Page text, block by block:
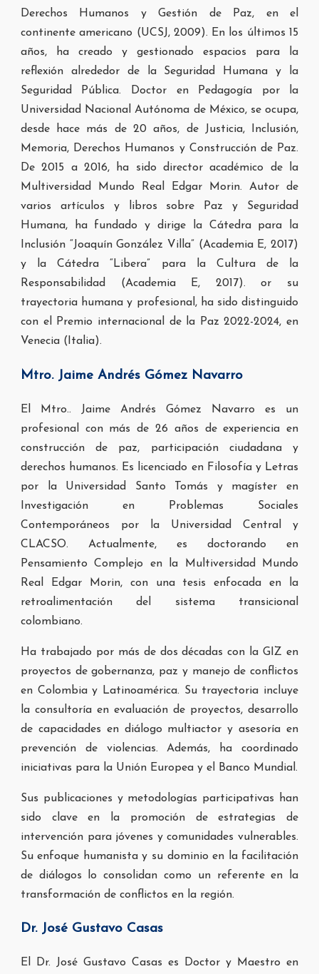
Derechos Humanos yGestión de Paz, en el
continente americano (UCSJ, 2009). En los últimos 15
años, ha creado y gestionado espacios para la
reflexión alrededor de la Seguridad Humana y la
Seguridad Pública. Doctor en Pedagogía por la
Universidad Nacional Autónoma de México, se ocupa,
desde hace más de 20 años, de Justicia, Inclusión,
Memoria, Derechos Humanos y Construcción de Paz.
De 2015 a 2016, ha sido director académico de la
Multiversidad Mundo Real Edgar Morin. Autor de
varios artículos y libros sobre Paz y Seguridad
Humana, ha fundado y dirige la Cátedra para la
Inclusión “Joaquín González Villa” (Academia E,2017)
y la Cátedra “Libera” para la Cultura de la
Responsabilidad (Academia E, 2017).or su
trayectoria humana y profesional, ha sido distinguido
con el Premio internacional de la Paz 2022-2024, en
Venecia (Italia).
Mtro. Jaime Andrés Gómez Navarro
El Mtro.. Jaime Andrés Gómez Navarro es un
profesional con más de 26 años de experiencia en
construcción de paz, participación ciudadana y
derechos humanos. Es licenciado en Filosofía y Letras
por la Universidad Santo Tomás y magíster en
Investigación en Problemas Sociales
Contemporáneos por la Universidad Central y
CLACSO. Actualmente, es doctorando en
Pensamiento Complejo en la Multiversidad Mundo
Real Edgar Morin, con una tesis enfocada en la
retroalimentación del sistema transicional
colombiano.
Ha trabajado por más de dos décadas con la GIZ en
proyectos de gobernanza, paz y manejo de conflictos
en Colombia y Latinoamérica. Su trayectoria incluye
la consultoría en evaluación de proyectos, desarrollo
de capacidades en diálogo multiactor y asesoría en
prevención de violencias. Además, ha coordinado
iniciativas para la Unión Europea y el Banco Mundial.
Sus publicaciones y metodologías participativas han
sido clave en la promoción de estrategias de
intervención para jóvenes y comunidades vulnerables.
Su enfoque humanista y su dominio en la facilitación
de diálogos lo consolidan como un referente en la
transformación de conflictos en la región.
Dr. José Gustavo Casas
El Dr. José Gustavo Casas es Doctor y Maestro en